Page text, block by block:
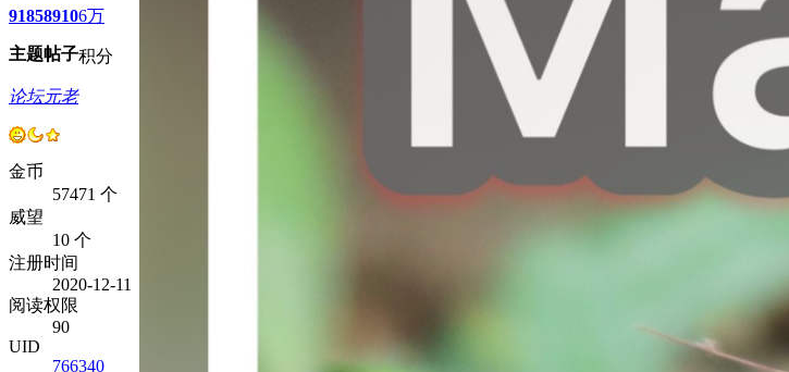
9185
主题
8910
帖子
6万
积分
论坛元老
金币
57471 个
威望
10 个
注册时间
2020-12-11
阅读权限
90
UID
766340